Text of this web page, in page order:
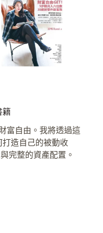
籍
富自由。我將透過這
造自己的被動收
完整的資產配置。